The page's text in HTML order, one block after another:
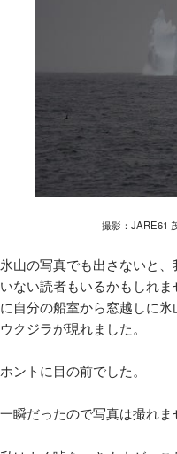
撮影：JARE61
氷山の写真でも出さないと
いない読者もいるかもしれ
に自分の船室から窓越しに
ウクジラが現れました。
ホントに目の前でした。
一瞬だったので写真は撮れま